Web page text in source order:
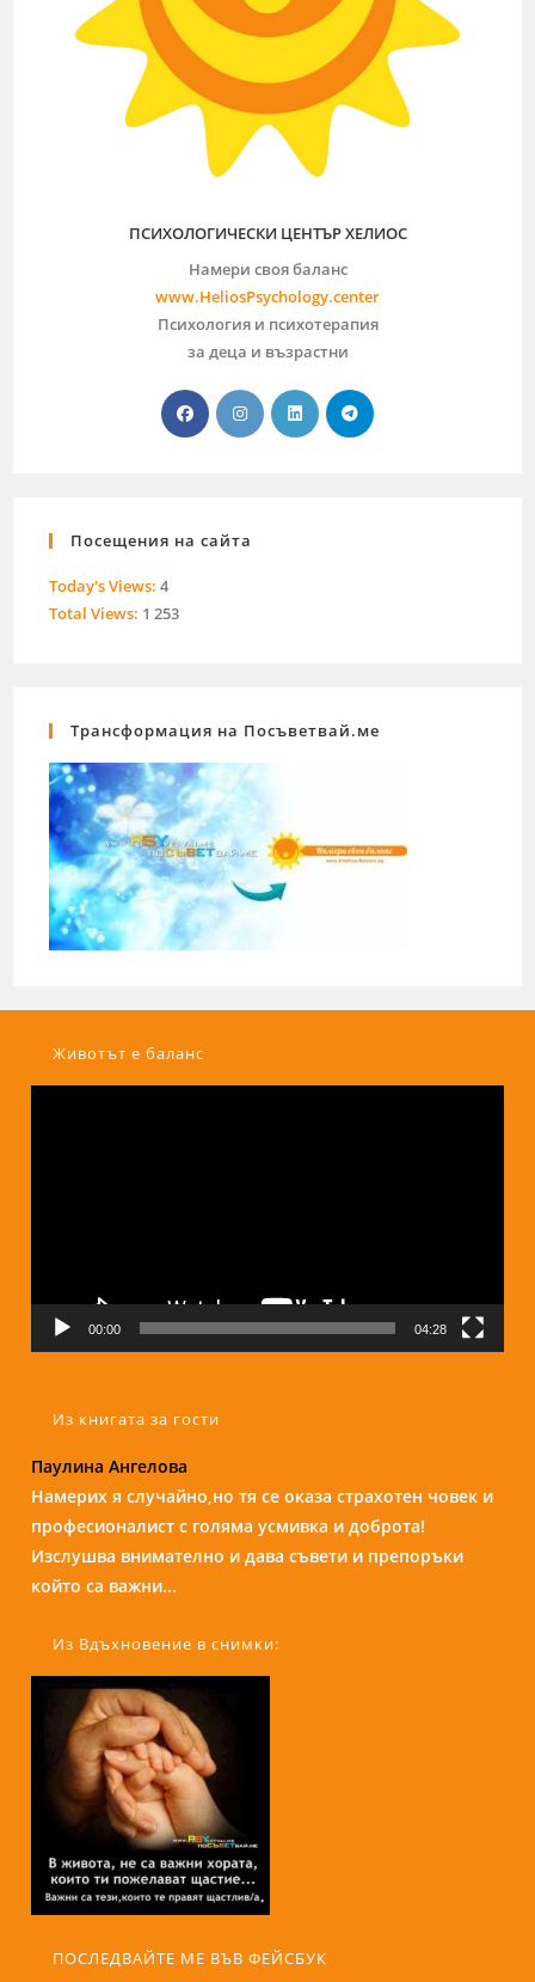
ПСИХОЛОГИЧЕСКИ ЦЕНТЪР ХЕЛИОС
Намери своя баланс
www.HeliosPsychology.center
Психология и психотерапия
за деца и възрастни
Посещения на сайта
Today's Views:4
Total Views: 1 253
Трансформация на Посъветвай.ме
Животът е баланс
00:00 04:28
Из книгата за гости
Паулина Ангелова
Намерих я случайно,но тя се оказа страхотен човек и
професионалист с голяма усмивка и доброта!
Изслушва внимателно и дава съвети и препоръки
който са важни...
Надежда Б.
Бори е изключителен човек и специалист. С
присъствието и усмивката си те кара да се чувстваш
спокойно и уютно сякаш си на кафе с приятелка....